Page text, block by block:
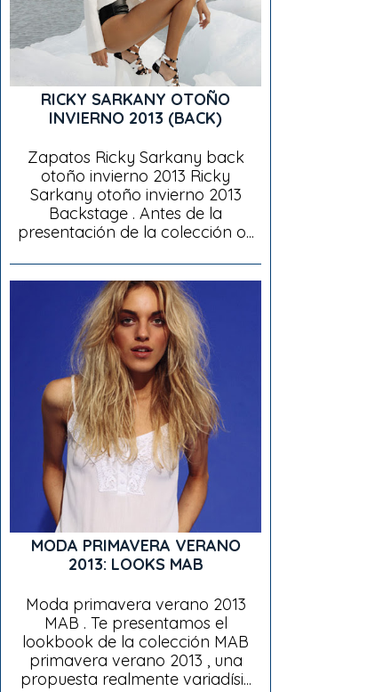
RICKY SARKANY OTOÑO
INVIERNO 2013 (BACK)
Zapatos Ricky Sarkany back
otoño invierno 2013 Ricky
Sarkany otoño invierno 2013
Backstage . Antes de la
presentación de la colección o...
MODA PRIMAVERA VERANO
2013: LOOKS MAB
Moda primavera verano 2013
MAB . Te presentamos el
lookbook de la colección MAB
primavera verano 2013 , una
propuesta realmente variadísi...